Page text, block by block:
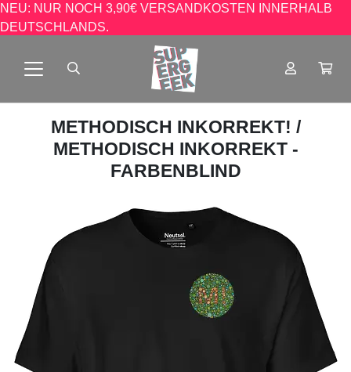
NEU: NUR NOCH 3,90€ VERSANDKOSTEN INNERHALB
DEUTSCHLANDS.
METHODISCH INKORREKT! /
METHODISCH INKORREKT -
FARBENBLIND